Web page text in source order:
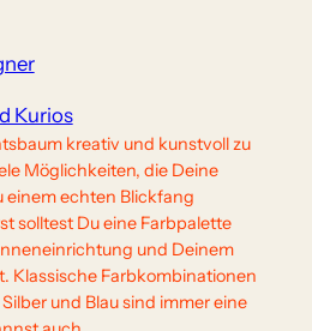
Kurios
kreativ und kunstvoll zu
Möglichkeiten, die Deine
einem echten Blickfang
solltest Du eine Farbpalette
und Deinem
Klassische Farbkombinationen
und Blau sind immer eine